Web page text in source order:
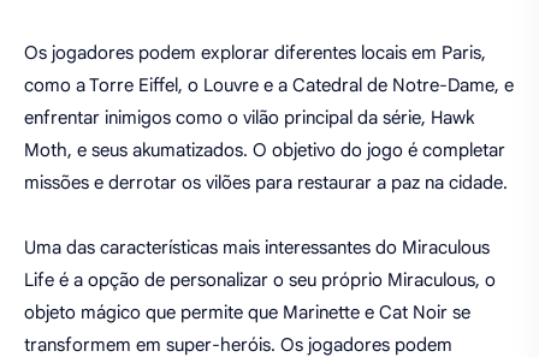
Os jogadores podem explorar diferentes locais em Paris,
como a Torre Eiffel, o Louvre e a Catedral de Notre-Dame, e
enfrentar inimigos como o vilão principal da série, Hawk
Moth, e seus akumatizados. O objetivo do jogo é completar
missões e derrotar os vilões para restaurar a paz na cidade.
Uma das características mais interessantes do Miraculous
Life é a opção de personalizar o seu próprio Miraculous, o
objeto mágico que permite que Marinette e Cat Noir se
transformem em super-heróis. Os jogadores podem